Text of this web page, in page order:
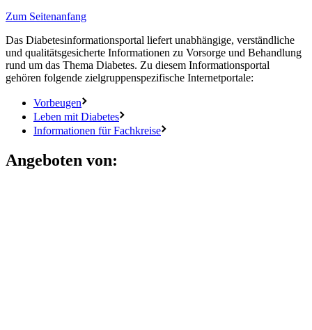
Zum Seitenanfang
Das Diabetesinformationsportal liefert unabhängige, verständliche
und qualitätsgesicherte Informationen zu Vorsorge und Behandlung
rund um das Thema Diabetes. Zu diesem Informationsportal
gehören folgende zielgruppenspezifische Internetportale:
Vorbeugen
Leben mit Diabetes
Informationen für Fachkreise
Angeboten von: